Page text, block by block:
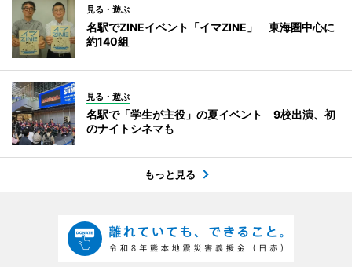
見る・遊ぶ
名駅でZINEイベント「イマZINE」 東海圏中心に
約140組
見る・遊ぶ
名駅で「学生が主役」の夏イベント 9校出演、初
のナイトシネマも
もっと見る